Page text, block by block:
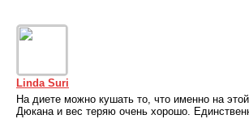
Linda Suri
На диете можно кушать то, что именно на
Дюкана и вес теряю очень хорошо.